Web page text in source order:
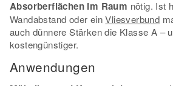
Absorberflächen im Raum nötig. Ist
Wandabstand oder einVliesverbund
auch dünnere Stärken die Klasse A –
kostengünstiger.
Anwendungen